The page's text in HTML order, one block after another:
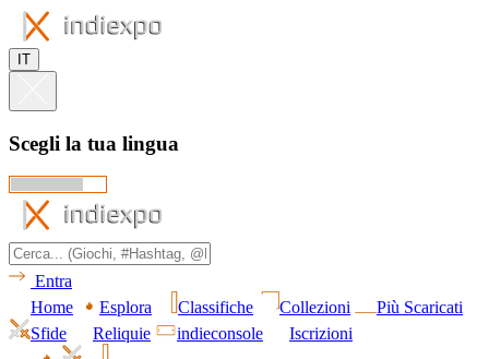
IT
Scegli la tua lingua
Entra
Home
Esplora Classifiche Collezioni
Più Scaricati
Sfide
Reliquie indieconsole Iscrizioni